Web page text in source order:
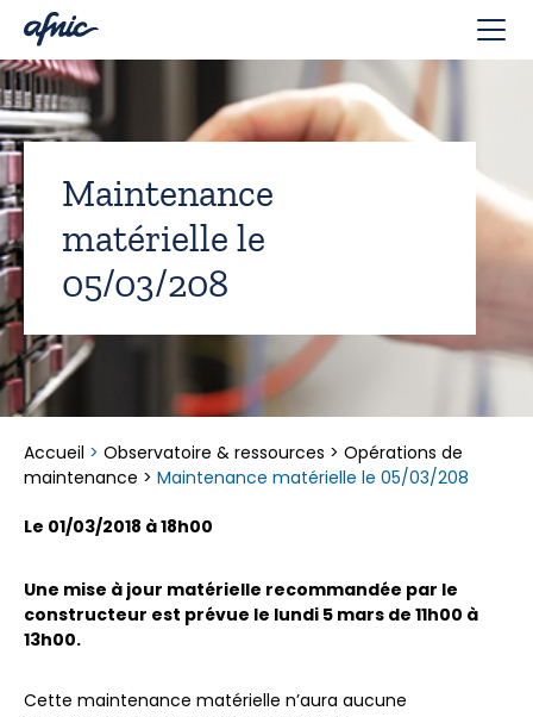
Maintenance
matérielle le
05/03/208
Accueil > Observatoire & ressources > Opérations de
maintenance > Maintenance matérielle le 05/03/208
Le 01/03/2018 à 18h00
Une mise à jour matérielle recommandée par le
constructeur est prévue le lundi 5 mars de 11h00 à
13h00.
Cette maintenance matérielle n’aura aucune
Panneau de gestion des cookies